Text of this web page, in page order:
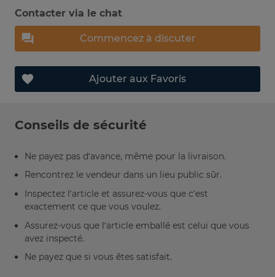
Contacter via le chat
Commencez à discuter
Ajouter aux Favoris
Conseils de sécurité
Ne payez pas d’avance, même pour la livraison.
Rencontrez le vendeur dans un lieu public sûr.
Inspectez l’article et assurez-vous que c’est
exactement ce que vous voulez.
Assurez-vous que l’article emballé est celui que vous
avez inspecté.
Ne payez que si vous êtes satisfait.